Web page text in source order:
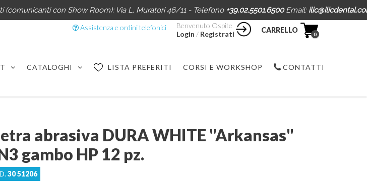
con Show Room): Via L. Muratori 46/11 - Telefono +39.02.5501.6500Email:
0
CARRELLO
Benvenuto Ospite
Login / Registrati
Assistenza e ordini telefonici
CATALOGHI LISTA PREFERITI CORSI E WORKSHOP CONTATTI
abrasiva DURA WHITE "Arkansas"
gambo HP 12 pz.
30 51206